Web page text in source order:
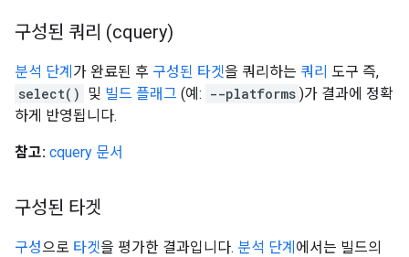
구성된 쿼리 (cquery)
분석 단계 가 완료된 후 구성된 타겟을 쿼리하는 쿼리 도구 즉,
select() 및 빌드 플래그 (예: --platforms )가 결과에 정확
하게 반영됩니다.
참고: cquery 문서
구성된 타겟
구성으로 타겟을 평가한 결과입니다. 분석 단계 에서는 빌드의